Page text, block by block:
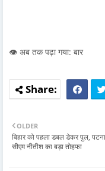
👁️ अब तक पढ़ा गया: बार
OLDER
बिहार को पहला डबल डेकर पुल,
सीएम नीतीश का बड़ा तोहफा